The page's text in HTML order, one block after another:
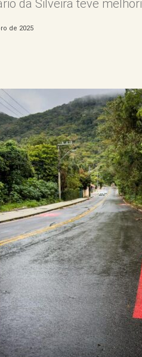
da Silveira teve
de 2025